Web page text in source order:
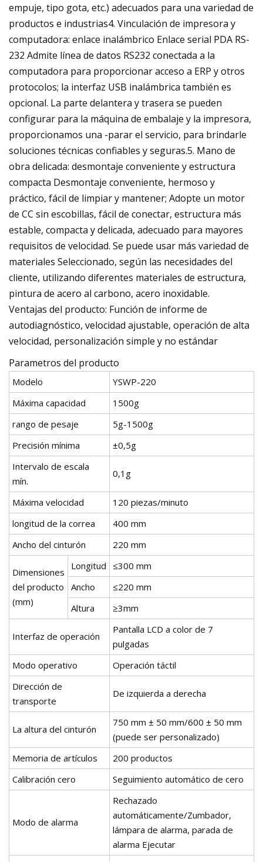
empuje, tipo gota, etc.) adecuados para una variedad de
productos e industrias4. Vinculación de impresora y
computadora: enlace inalámbrico Enlace serial PDA RS-
232 Admite línea de datos RS232 conectada a la
computadora para proporcionar acceso a ERP y otros
protocolos; la interfaz USB inalámbrica también es
opcional. La parte delantera y trasera se pueden
configurar para la máquina de embalaje y la impresora,
proporcionamos una -parar el servicio, para brindarle
soluciones técnicas confiables y seguras.5. Mano de
obra delicada: desmontaje conveniente y estructura
compacta Desmontaje conveniente, hermoso y
práctico, fácil de limpiar y mantener; Adopte un motor
de CC sin escobillas, fácil de conectar, estructura más
estable, compacta y delicada, adecuado para mayores
requisitos de velocidad. Se puede usar más variedad de
materiales Seleccionado, según las necesidades del
cliente, utilizando diferentes materiales de estructura,
pintura de acero al carbono, acero inoxidable.
Ventajas del producto: Función de informe de
autodiagnóstico, velocidad ajustable, operación de alta
velocidad, personalización simple y no estándar
Parametros del producto
Modelo
YSWP-220
Máxima capacidad
1500g
rango de pesaje
5g-1500g
Precisión mínima
±0,5g
Intervalo de escala
mín.
0,1g
Máxima velocidad
120 piezas/minuto
longitud de la correa
400 mm
Ancho del cinturón
220 mm
Dimensiones
del producto
(mm)
Longitud
≤300 mm
Ancho
≤220 mm
Altura
≥3mm
Interfaz de operación
Pantalla LCD a color de 7
pulgadas
Modo operativo
Operación táctil
Dirección de
transporte
De izquierda a derecha
La altura del cinturón
750 mm ± 50 mm/600 ± 50 mm
(puede ser personalizado)
Memoria de artículos
200 productos
Calibración cero
Seguimiento automático de cero
Modo de alarma
Rechazado
automáticamente/Zumbador,
lámpara de alarma, parada de
alarma Ejecutar